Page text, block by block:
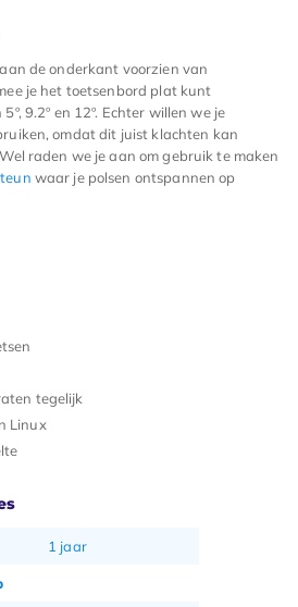
de onderkant voorzien van
je het toetsenbord plat kunt
9.2º en 12º. Echter willen we je
omdat dit juist klachten kan
raden we je aan om gebruik te maken
waar je polsen ontspannen op
tegelijk
Linux
1 jaar